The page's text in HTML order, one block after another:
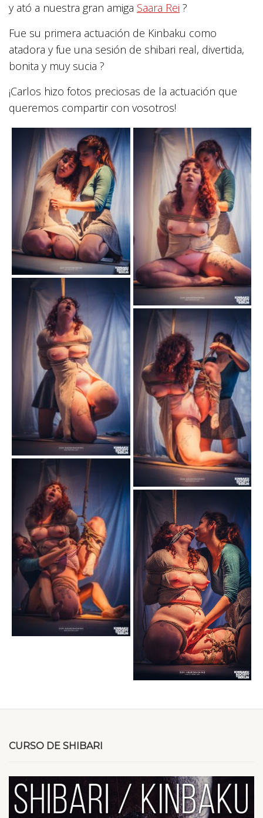
y ató a nuestra gran amiga Saara Rei ?
Fue su primera actuación de Kinbaku como
atadora y fue una sesión de shibari real, divertida,
bonita y muy sucia ?
¡Carlos hizo fotos preciosas de la actuación que
queremos compartir con vosotros!
CURSO DE SHIBARI